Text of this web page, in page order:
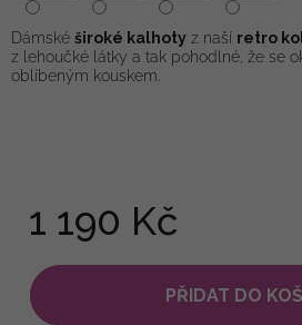
1 190 Kč
PŘIDAT DO
Dámské široké kalhoty z naší retro
z lehoučké látky a tak pohodlné, že se
oblíbeným kouskem.